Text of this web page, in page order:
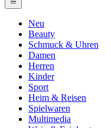
Neu
Beauty
Schmuck & Uhren
Damen
Herren
Kinder
Sport
Heim & Reisen
Spielwaren
Multimedia